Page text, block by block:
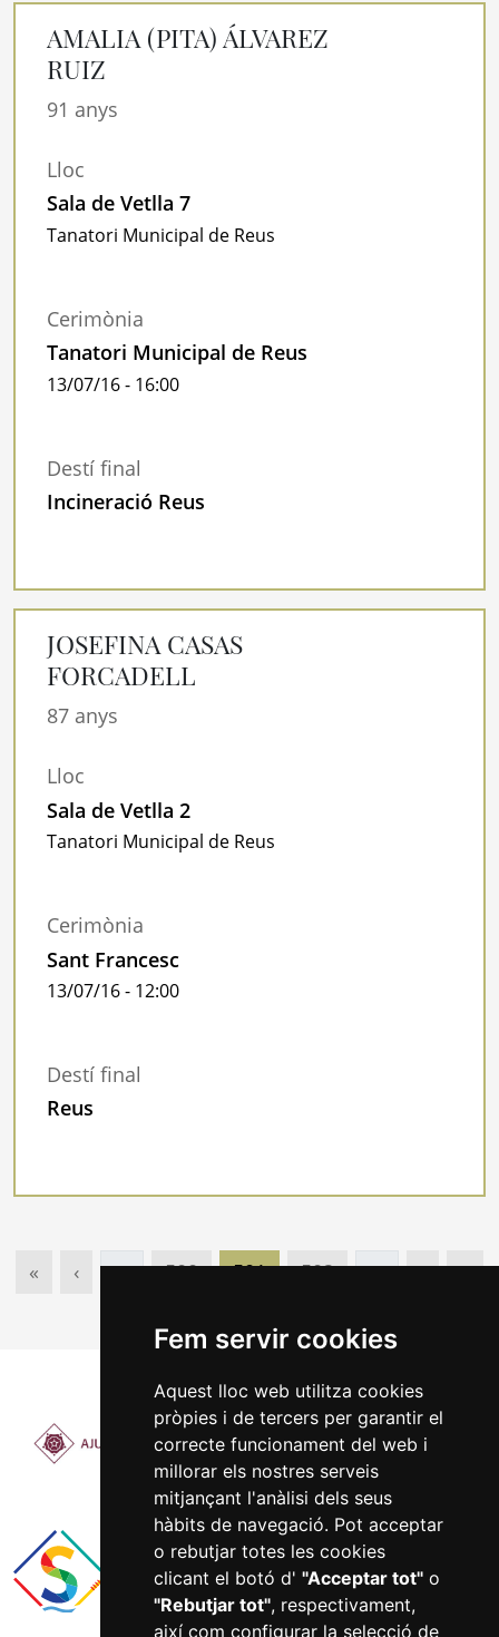
Fem servir cookies
Aquest lloc web utilitza cookies
pròpies i de tercers per garantir el
correcte funcionament del web i
millorar els nostres serveis
mitjançant l'anàlisi dels seus
hàbits de navegació. Pot acceptar
o rebutjar totes les cookies
clicant el botó d' "Acceptar tot"o
"Rebutjar tot", respectivament,
així com configurar la selecció de
AMALIA (PITA) ÁLVAREZ
RUIZ
91 anys
Lloc
Sala de Vetlla 7
Tanatori Municipal de Reus
Cerimònia
Tanatori Municipal de Reus
13/07/16 - 16:00
Destí final
Incineració Reus
JOSEFINA CASAS
FORCADELL
87 anys
Lloc
Sala de Vetlla 2
Tanatori Municipal de Reus
Cerimònia
Sant Francesc
13/07/16 - 12:00
Destí final
Reus
Primera pàgina
« Pàgina anterior
‹ … Pàgina
500 Pàgina actual
501 Pàgina
502 … Pàgina
› »